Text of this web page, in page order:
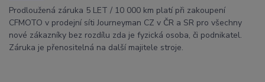
Prodloužená záruka 5 LET / 10 000 km platí při zakoupení
CFMOTO v prodejní síti Journeyman CZ v ČR a SR pro všechny
nové zákazníky bez rozdílu zda je fyzická osoba, či podnikatel.
Záruka je přenositelná na další majitele stroje.